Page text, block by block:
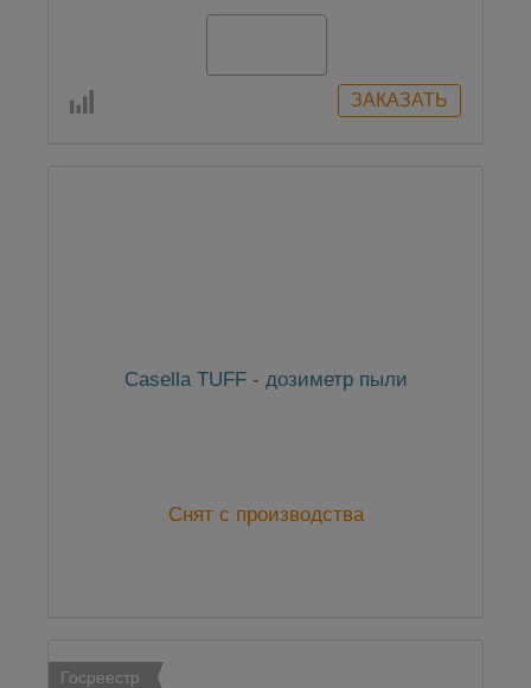
Casella TUFF - дозиметр пыли
Снят с производства
Госреестр